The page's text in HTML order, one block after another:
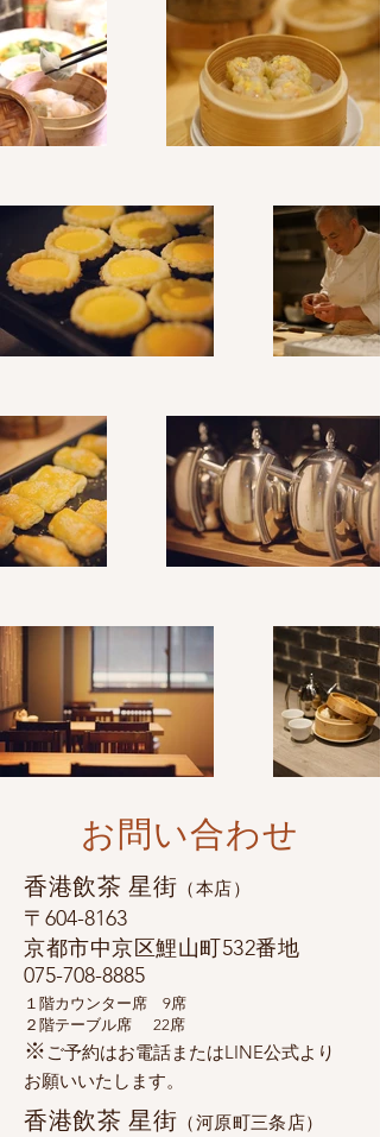
お問い合わせ
香港飲茶 星街 （本店）
〒604-8163
京都市中京区鯉山町532番地
​075-708-8885
１階カウンター席 9席
２ 階テーブル席 22席
​※ ご予約はお電話またはLINE公式より
お願いいたします。
香港飲茶 星街 （河原町三条店）